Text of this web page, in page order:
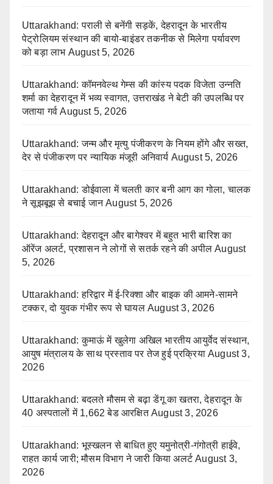
Uttarakhand: पराली से बनेंगी सड़कें, देहरादून के भारतीय
पेट्रोलियम संस्थान की बायो-बाइंडर तकनीक से मिलेगा पर्यावरण
को बड़ा लाभ August 5, 2026
Uttarakhand: कॉमनवेल्थ गेम्स की कांस्य पदक विजेता उन्नति
शर्मा का देहरादून में भव्य स्वागत, उत्तराखंड ने बेटी की उपलब्धि पर
जताया गर्व August 5, 2026
Uttarakhand: जन्म और मृत्यु पंजीकरण के नियम होंगे और सख्त,
देर से पंजीकरण पर न्यायिक मंजूरी अनिवार्य August 5, 2026
Uttarakhand: डोईवाला में चलती कार बनी आग का गोला, चालक
ने सूझबूझ से बचाई जान August 5, 2026
Uttarakhand: देहरादून और बागेश्वर में बहुत भारी बारिश का
ऑरेंज अलर्ट, प्रशासन ने लोगों से सतर्क रहने की अपील August
5, 2026
Uttarakhand: हरिद्वार में ई-रिक्शा और बाइक की आमने-सामने
टक्कर, दो युवक गंभीर रूप से घायल August 3, 2026
Uttarakhand: कुमाऊं में खुलेगा अखिल भारतीय आयुर्वेद संस्थान,
आयुष मंत्रालय के साथ प्रस्ताव पर तेज हुई प्रक्रिया August 3,
2026
Uttarakhand: बदलते मौसम से बढ़ा डेंगू का खतरा, देहरादून के
40 अस्पतालों में 1,662 बेड आरक्षित August 3, 2026
Uttarakhand: भूस्खलन से बाधित हुए यमुनोत्री-गंगोत्री हाईवे,
राहत कार्य जारी; मौसम विभाग ने जारी किया अलर्ट August 3,
2026